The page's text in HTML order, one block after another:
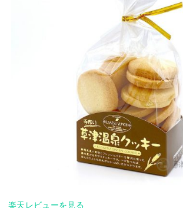
楽天レビューを見る